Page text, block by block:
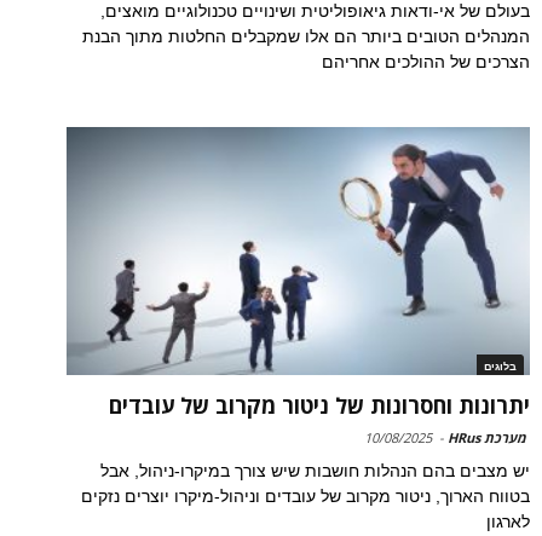
בעולם של אי-ודאות גיאופוליטית ושינויים טכנולוגיים מואצים,
המנהלים הטובים ביותר הם אלו שמקבלים החלטות מתוך הבנת
הצרכים של ההולכים אחריהם
בלוגים
יתרונות וחסרונות של ניטור מקרוב של עובדים
מערכת HRus -
10/08/2025
יש מצבים בהם הנהלות חושבות שיש צורך במיקרו-ניהול, אבל
בטווח הארוך, ניטור מקרוב של עובדים וניהול-מיקרו יוצרים נזקים
לארגון